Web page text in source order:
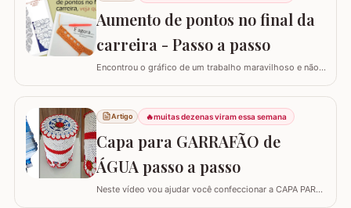
Aumento de pontos no final da
carreira - Passo a passo
Encontrou o gráfico de um trabalho maravilhoso e não
explicar de forma simples como interpretar o gráfico,
calcular a quantidade de correntes para iniciar um
trabalho e aumentar a quantidade de pontos no início ou
no final da carreira. (Link para…
Artigo 🔥muitas dezenas viram essa semana
Capa para GARRAFÃO de
ÁGUA passo a passo
Neste vídeo vou ajudar você confeccionar a CAPA PARA